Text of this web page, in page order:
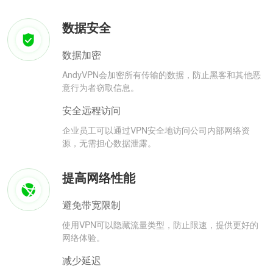
数据安全
数据加密
AndyVPN会加密所有传输的数据，防止黑客和其他恶
意行为者窃取信息。
安全远程访问
企业员工可以通过VPN安全地访问公司内部网络资
源，无需担心数据泄露。
提高网络性能
避免带宽限制
使用VPN可以隐藏流量类型，防止限速，提供更好的
网络体验。
减少延迟